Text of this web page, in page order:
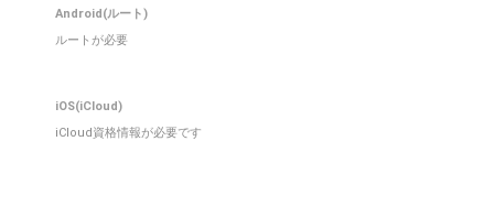
Android(ルート)
ルートが必要
iOS(iCloud)
iCloud資格情報が必要です